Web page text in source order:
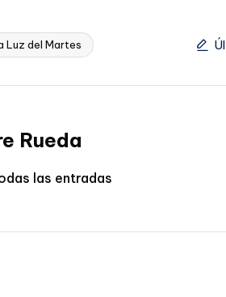
Luz del Martes
Rueda
las entradas